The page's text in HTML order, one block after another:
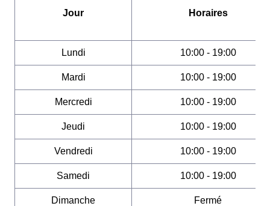
Jour Horaires
Lundi 10:00 - 19:00
Mardi 10:00 - 19:00
Mercredi 10:00 - 19:00
Jeudi 10:00 - 19:00
Vendredi 10:00 - 19:00
Samedi 10:00 - 19:00
Dimanche Fermé